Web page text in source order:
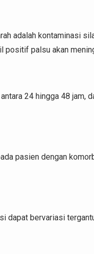
adalah kontaminasi
positif palsu akan
24 hingga 48 jam,
pasien dengan
dapat bervariasi